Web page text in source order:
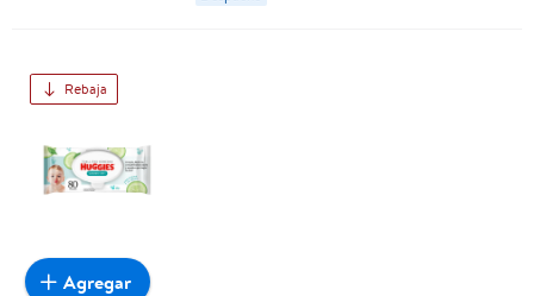
Rebaja
Agregar